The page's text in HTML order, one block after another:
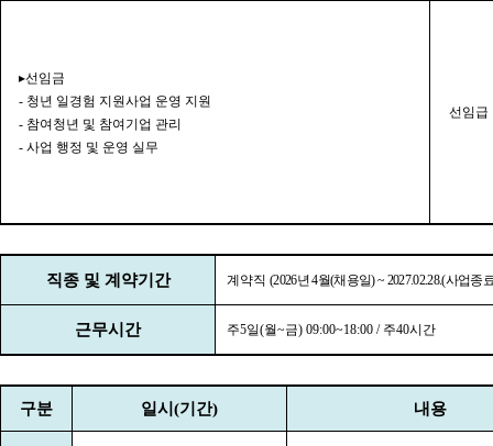
▸선임금
- 청년 일경험 지원사업 운영 지원
- 참여청년 및 참여기업 관리
- 사업 행정 및 운영 실무
선임급
직종 및 계약기간 계약직 (2026년 4월(채용일) ~ 2027.02.28.(사업종
근무시간 주5일(월~금) 09:00~18:00 / 주40시간
구분 일시 (기간) 내용